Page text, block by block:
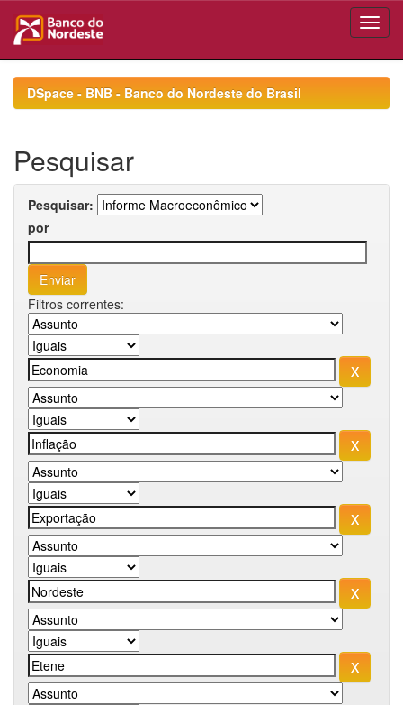
navigationDSpace - BNB - Banco do Nordeste do Brasil
Pesquisar
Pesquisar:
por
Filtros correntes: